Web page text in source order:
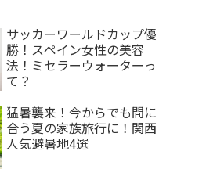
サッカーワールドカップ優
勝！スペイン女性の美容
法！ミセラーウォーターっ
て？
猛暑襲来！今からでも間に
合う夏の家族旅行に！関西
人気避暑地4選